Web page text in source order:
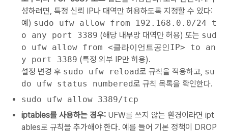
성하려면, 특정 신뢰 IP나 대역만 허용하도록 지정할 수 있다:
예) sudo ufw allow from 192.168.0.0/24 t
o any port 3389 (해당 내부망 대역만 허용) 또는 sud
o ufw allow from <클라이언트공인IP> to an
y port 3389 (특정 외부 IP만 허용).
설정 변경 후 sudo ufw reload로 규칙을 적용하고, su
do ufw status numbered로 규칙 목록을 확인한다.
sudo ufw allow 3389/tcp
iptables를 사용하는 경우: UFW를 쓰지 않는 환경이라면 ipt
ables로 규칙을 추가해야 한다. 예를 들어 기본 정책이 DROP